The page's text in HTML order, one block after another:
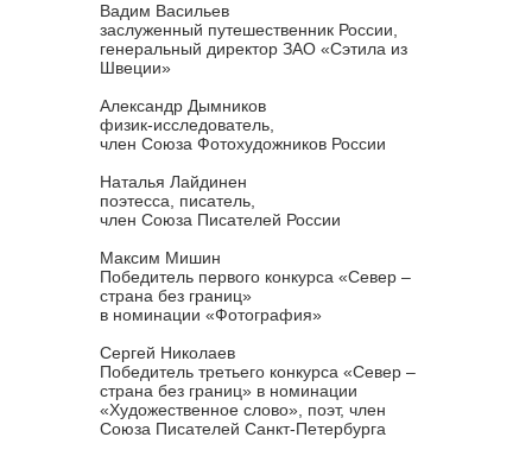
Вадим Васильев
заслуженный путешественник России,
генеральный директор ЗАО «Сэтила из
Швеции»
Александр Дымников
физик-исследователь,
член Союза Фотохудожников России
Наталья Лайдинен
поэтесса, писатель,
член Союза Писателей России
Максим Мишин
Победитель первого конкурса «Север –
страна без границ»
в номинации «Фотография»
Сергей Николаев
Победитель третьего конкурса «Север –
страна без границ» в номинации
«Художественное слово», поэт, член
Союза Писателей Санкт-Петербурга